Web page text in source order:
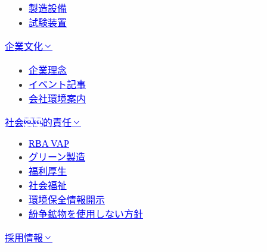
製造設備
試験装置
企業文化
企業理念
イベント記事
会社環境案内
社会的責任
RBA VAP
グリーン製造
福利厚生
社会福祉
環境保全情報開示
紛争鉱物を使用しない方針
採用情報